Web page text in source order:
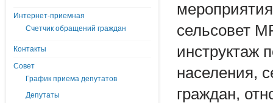
Интернет-приемная
Счетчик обращений граждан
Контакты
Совет
График приема депутатов
Депутаты
сельсовет
инструктаж
населения,
граждан,